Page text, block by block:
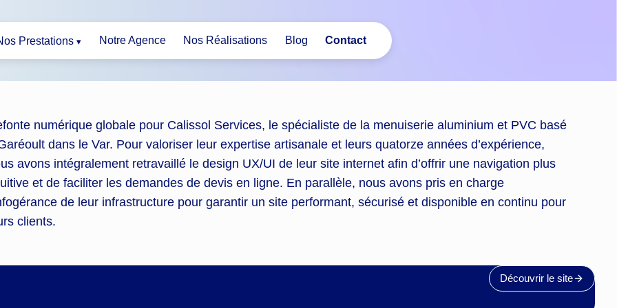
Prestations Notre Agence Nos Réalisations Blog Contact
numérique globale pour Calissol Services, le spécialiste de la menuiserie aluminium et PVC basé
dans le Var. Pour valoriser leur expertise artisanale et leurs quatorze années d’expérience,
avons intégralement retravaillé le design UX/UI de leur site internet afin d’offrir une navigation plus
et de faciliter les demandes de devis en ligne. En parallèle, nous avons pris en charge
de leur infrastructure pour garantir un site performant, sécurisé et disponible en continu pour
clients.
Découvrir le site